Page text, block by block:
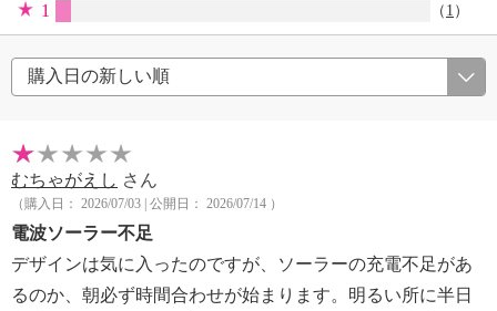
1 （ 1 ）
むちゃがえし さん
（購入日： 2026/07/03 | 公開日： 2026/07/14 ）
電波ソーラー不足
デザインは気に入ったのですが、ソーラーの充電不足があ
るのか、朝必ず時間合わせが始まります。明るい所に半日